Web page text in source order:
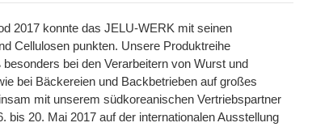
2017 konnte das JELU-WERK mit seinen
Cellulosen punkten. Unsere Produktreihe
bei den Verarbeitern von Wurst und
bei Bäckereien und Backbetrieben auf großes
mit unserem südkoreanischen Vertriebspartner
bis 20. Mai 2017 auf der internationalen Ausstellung